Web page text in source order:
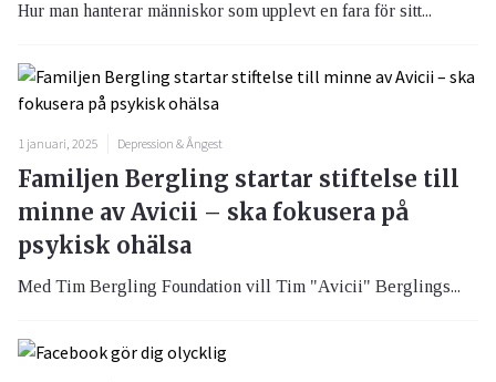
Hur man hanterar människor som upplevt en fara för sitt...
1 januari, 2025 Depression & Ångest
Familjen Bergling startar stiftelse till
minne av Avicii – ska fokusera på
psykisk ohälsa
Med Tim Bergling Foundation vill Tim "Avicii" Berglings...